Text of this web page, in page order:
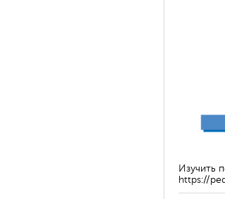
Изучить
https://
Обратная